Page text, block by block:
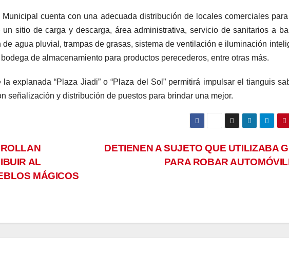
cuenta con una adecuada distribución de locales comerciales
sitio de carga y descarga, área administrativa, servicio de sanitarios a
agua pluvial, trampas de grasas, sistema de ventilación e iluminación
de almacenamiento para productos perecederos, entre otras más.
explanada “Plaza Jiadi” o “Plaza del Sol” permitirá impulsar el tianguis
señalización y distribución de puestos para brindar una mejor.
DETIENEN A SUJETO QUE UTILIZABA
PARA ROBAR
AL
MÁGICOS